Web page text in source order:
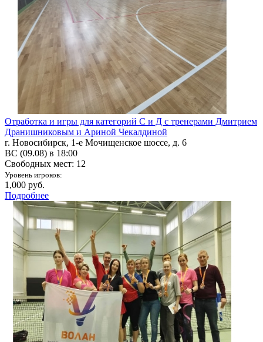
Отработка и игры для категорий С и Д с тренерами Дмитрием
Дранишниковым и Ариной Чекалдиной
г. Новосибирск, 1-е Мочищенское шоссе, д. 6
ВС (09.08) в 18:00
Свободных мест: 12
Уровень игроков:
1,000 руб.
Подробнее